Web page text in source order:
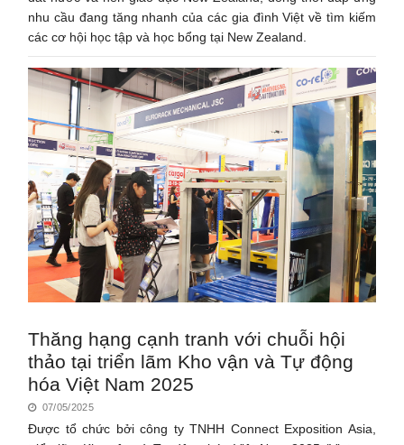
nhu cầu đang tăng nhanh của các gia đình Việt về tìm kiếm
các cơ hội học tập và học bổng tại New Zealand.
Thăng hạng cạnh tranh với chuỗi hội
thảo tại triển lãm Kho vận và Tự động
hóa Việt Nam 2025
07/05/2025
Được tổ chức bởi công ty TNHH Connect Exposition Asia,